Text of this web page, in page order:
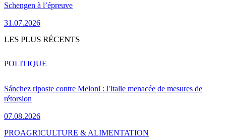
Schengen à l’épreuve
31.07.2026
LES PLUS RÉCENTS
Sánchez riposte contre Meloni : l'Italie menacée de mesures de
rétorsion
07.08.2026
POLITIQUE
PROAGRICULTURE & ALIMENTATION